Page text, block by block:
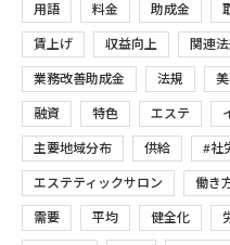
用語 料金 助成金
賃上げ 収益向上 関連
業務改善助成金 法規
融資 特色 エステ
主要地域分布 供給 #社
エステティックサロン 働き
需要 平均 健全化